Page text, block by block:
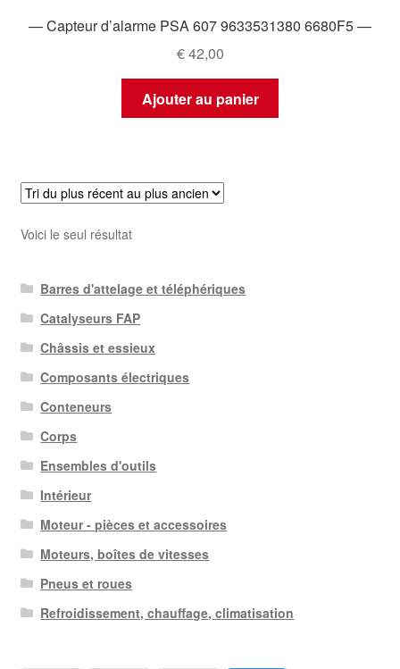
— Capteur d’alarme PSA 607 9633531380 6680F5 —
€42,00
Ajouter au panier
Voici le seul résultat
Barres d'attelage et téléphériques
Catalyseurs FAP
Châssis et essieux
Composants électriques
Conteneurs
Corps
Ensembles d'outils
Intérieur
Moteur - pièces et accessoires
Moteurs, boîtes de vitesses
Pneus et roues
Refroidissement, chauffage, climatisation